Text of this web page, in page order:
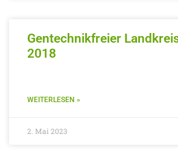
Gentechnikfreier
2018
WEITERLESEN »
2. Mai 2023